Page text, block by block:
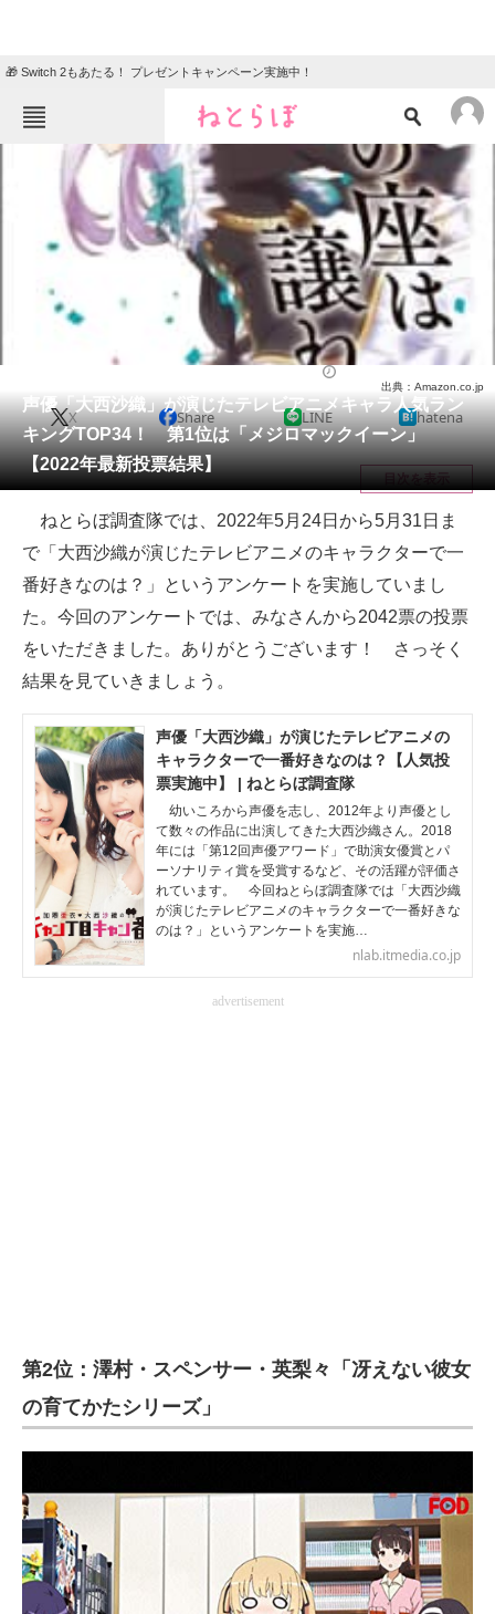
🎁 Switch 2もあたる！ プレゼントキャンペーン実施中！
ねとらぼメニュー
ニュース
クイズ
地域
教育・育児
リサーチ
会員記事
メディア
注目記事を集めた総合ページ
ITの今と未来を見通す
スマホと通信の最新トレンド
好きが集まる 比べて選べる
ビジネスと働き方のヒント
AI活用のいまが分かる
企業ITのトレンドを詳説
経営リーダーのコミュニティ
マーケ×ITの今がよく分かる
ITエンジニア向け専門サイト
ちょっと気になるネットの話題
声優「大西沙織」が演じたテレビアニメキャラ人気ラン
キングTOP34！ 第1位は「メジロマックイーン」
【2022年最新投票結果】
出典：Amazon.co.jp
X Share LINE hatena
目次を表示
ねとらぼ調査隊では、2022年5月24日から5月31日ま
で「大西沙織が演じたテレビアニメのキャラクターで一
番好きなのは？」というアンケートを実施していまし
た。今回のアンケートでは、みなさんから2042票の投票
をいただきました。ありがとうございます！ さっそく
結果を見ていきましょう。
声優「大西沙織」が演じたテレビアニメの
キャラクターで一番好きなのは？【人気投
票実施中】 | ねとらぼ調査隊
幼いころから声優を志し、2012年より声優とし
て数々の作品に出演してきた大西沙織さん。2018
年には「第12回声優アワード」で助演女優賞とパ
ーソナリティ賞を受賞するなど、その活躍が評価さ
れています。 今回ねとらぼ調査隊では「大西沙織
が演じたテレビアニメのキャラクターで一番好きな
のは？」というアンケートを実施…
nlab.itmedia.co.jp
advertisement
第2位：澤村・スペンサー・英梨々「冴えない彼女
の育てかたシリーズ」